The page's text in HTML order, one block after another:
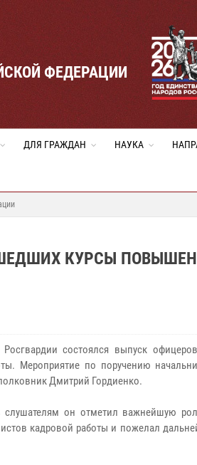
ФЕДЕРАЦИИ
ДЛЯ ГРАЖДАН НАУКА
КУРСЫ
состоялся выпуск
Мероприятие по поручению
Дмитрий Гордиенко.
слушателям он отметил важнейшую
кадровой работы и пожелал